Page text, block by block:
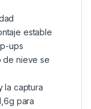
estable
ups
de nieve se
la captura
para